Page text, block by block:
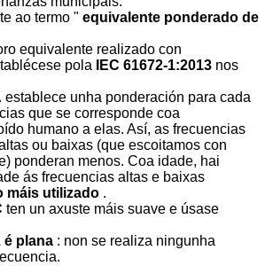
ao termo " equivalente ponderado de
equivalente realizado con
pola
IEC 61672-1:2013 nos
establece unha ponderación para cada
que se corresponde coa
humano a elas. Así, as frecuencias
ou baixas (que escoitamos con
ponderan menos. Coa idade, hai
ás frecuencias altas e baixas
máis utilizado .
ten un axuste máis suave e úsase
é plana : non se realiza ningunha